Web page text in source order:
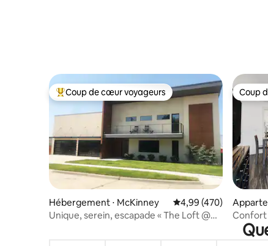
Coups de cœur voyageurs les plus appréciés
Coup de cœur voyageurs
Hébergement ⋅ McKinney Évaluation moyenne
4,99 (470)
Unique, serein, escapade « The Loft @
Coup
Coup
Confort